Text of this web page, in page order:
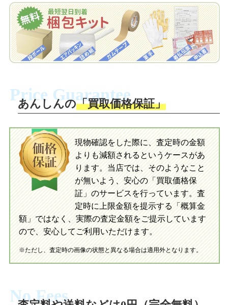
でお届けします。
自宅でおもちゃを発送・梱包
梱包キットに同封する発送ガイドの手順
送。当店へ無料で発送いただけます。
入金完了
当店に査定したおもちゃがご到着後、ご
指定の口座に即日入金可能です。
買取の流れ 写真の撮影方法
申し込みます。梱包キットは送料無料で
お届けします。
自宅でおもちゃを発送・梱包
ださい。お電話にて集荷依頼を行い発
送。当店へ無料で発送いただけます。
当店に査定したおもちゃがご到着後、ご
指定の口座に即日入金可能です。
初めての方へ LINE査定の流れ 写真の撮影方法
Price Guarantee
あんしんの「買取価格保証」
現物確認をした際に、査定時の金額
よりも減額されるというケースがあ
ります。当店では、そのようなこと
が無いよう、安心の「買取価格保
証」のサービスを行っています。査
定時に上限金額を提示する「概算金
額」ではなく、実際の査定金額をご提示しています
ので、安心してご利用いただけます。
※ただし、査定時の画像の状態と異なる場合は適用外となります。
No Fees